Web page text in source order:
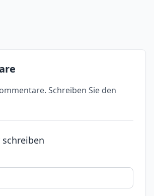
Schreiben Sie den